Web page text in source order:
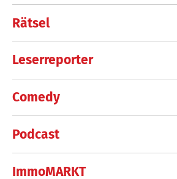
Rätsel
Leserreporter
Comedy
Podcast
ImmoMARKT